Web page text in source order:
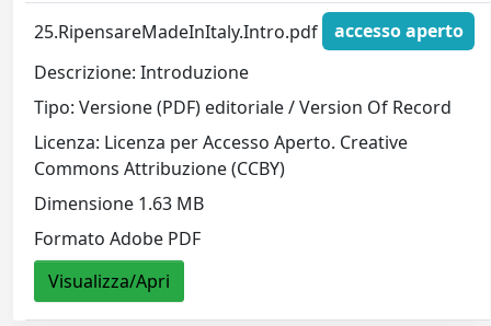
25.RipensareMadeInItaly.Intro.pdf
accesso aperto
Descrizione: Introduzione
Tipo: Versione (PDF) editoriale / Version Of Record
Licenza: Licenza per Accesso Aperto. Creative
Commons Attribuzione (CCBY)
Dimensione 1.63 MB
Formato Adobe PDF
Visualizza/Apri